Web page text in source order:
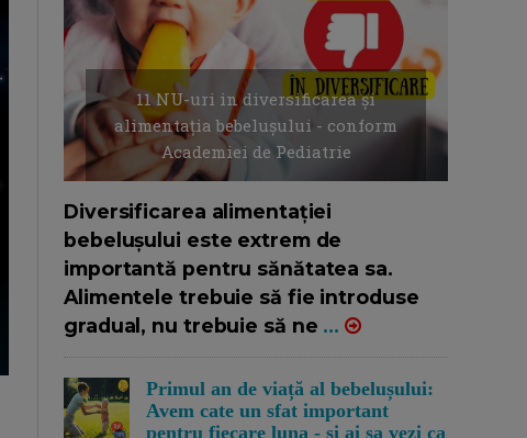
11 NU-uri in diversificarea și
alimentația bebelușului - conform
Academiei de Pediatrie
Diversificarea alimentației
bebelușului este extrem de
importantă pentru sănătatea sa.
Alimentele trebuie să fie introduse
gradual, nu trebuie să ne ...
Primul an de viață al bebelușului:
Avem cate un sfat important
pentru fiecare luna - si ai sa vezi ca